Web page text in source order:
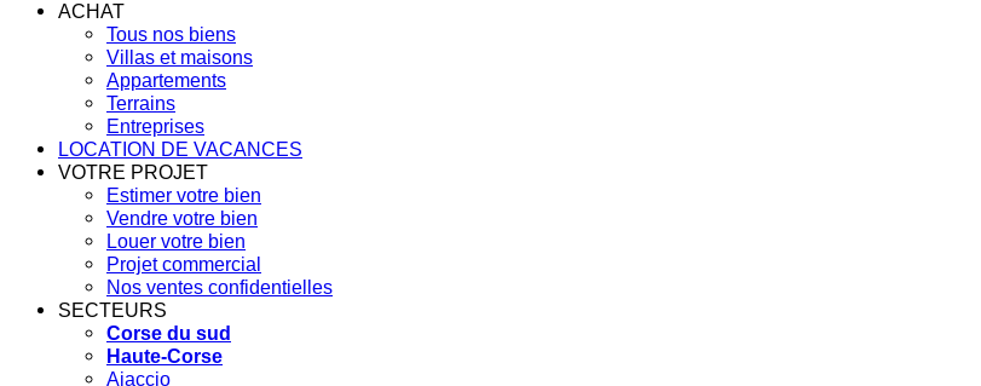
ACHAT
Tous nos biens
Villas et maisons
Appartements
Terrains
Entreprises
LOCATION DE VACANCES
VOTRE PROJET
Estimer votre bien
Vendre votre bien
Louer votre bien
Projet commercial
Nos ventes confidentielles
SECTEURS
Corse du sud
Haute-Corse
Ajaccio